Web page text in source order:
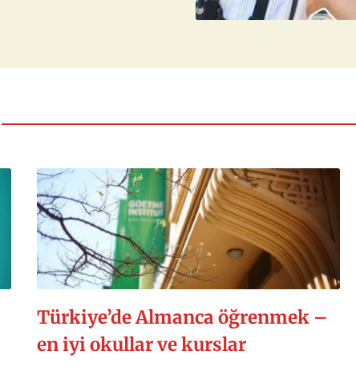
Türkiye’de Almanca öğrenmek –
en iyi okullar ve kurslar